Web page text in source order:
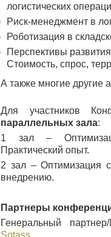
логистических
Риск-менеджмент в
Роботизация в
Перспективы
Стоимость, спрос,
А также многие другие
Для участников
параллельных зала:
1 зал –
Практический опыт.
2 зал – Оптимизация
внедрению.
Партнеры
Генеральный
Sotass